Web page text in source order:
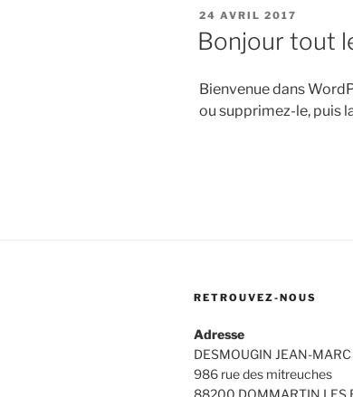
PUBLIÉ
LE
24 AVRIL 2017
Bonjour tout
Bienvenue dans
ou supprimez-le, puis
RETROUVEZ-NOUS
Adresse
DESMOUGIN JEAN-
986 rue des mitreuches
88200 DOMMARTIN LES